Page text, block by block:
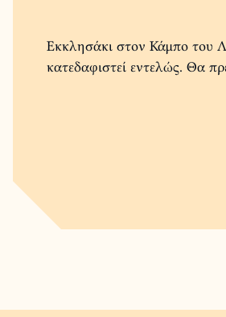
Εκκλησάκι στον Κάμπο του
κατεδαφιστεί εντελώς. Θα